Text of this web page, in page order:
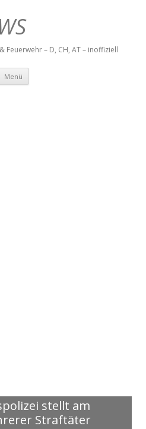
Feuerwehr – D, CH, AT – inoffiziell
Menü Springe zum Inhalt
stellt am
Straftäter